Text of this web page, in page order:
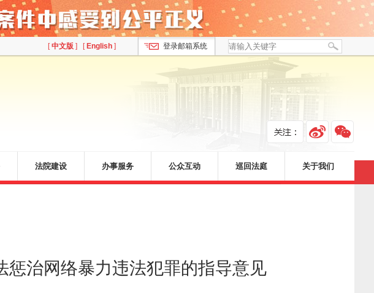
[中文版 ] [ English ] 登录邮箱系统
法院建设 办事服务 公众互动 巡回法庭 关于我们
治网络暴力违法犯罪的指导意见